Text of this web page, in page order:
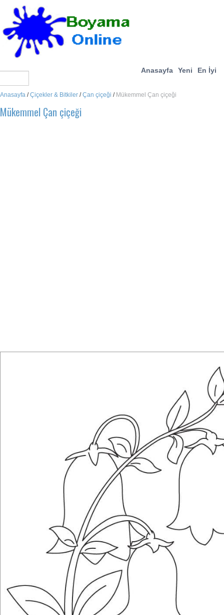
Anasayfa Yeni En İyi
Anasayfa /Çiçekler & Bitkiler /Çan çiçeği / Mükemmel Çan çiçeği
Mükemmel Çan çiçeği